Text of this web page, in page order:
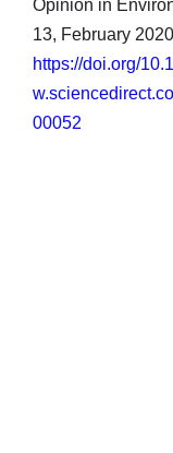
Opinion in
13, February
https://doi.org/
00052